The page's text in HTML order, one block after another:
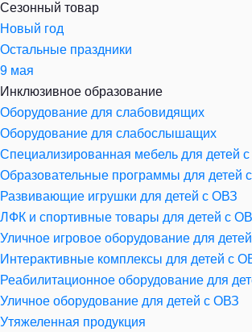
Сезонный товар
Новый год
Остальные праздники
9 мая
Инклюзивное образование
Оборудование для слабовидящих
Оборудование для слабослышащих
Специализированная мебель для детей
Образовательные программы для детей
Развивающие игрушки для детей с ОВЗ
ЛФК и спортивные товары для детей с
Уличное игровое оборудование для
Интерактивные комплексы для детей с
Реабилитационное оборудование для
Уличное оборудование для детей с ОВЗ
Утяжеленная продукция